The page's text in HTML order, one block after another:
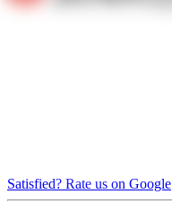
Satisfied? Rate us on Google